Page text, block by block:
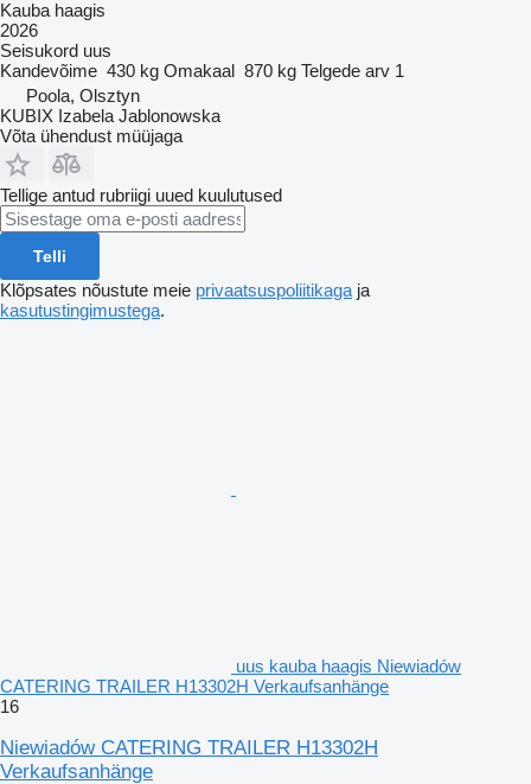
Kauba haagis
2026
Seisukord uus
Kandevõime 430 kg Omakaal 870 kg Telgede arv 1
Poola, Olsztyn
KUBIX Izabela Jablonowska
Võta ühendust müüjaga
Tellige antud rubriigi uued kuulutused
Telli
Klõpsates nõustute meie privaatsuspoliitikaga ja
kasutustingimustega.
uus kauba haagis Niewiadów
CATERING TRAILER H13302H Verkaufsanhänge
16
Niewiadów CATERING TRAILER H13302H
Verkaufsanhänge